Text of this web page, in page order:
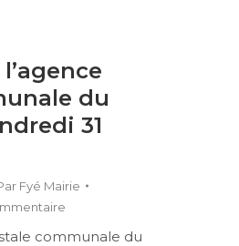
du
31
Fyé Mairie
communale du